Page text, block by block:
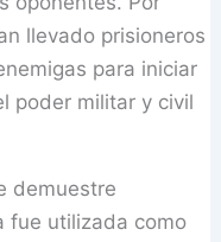
llevado prisioneros
para iniciar
poder militar y civil
demuestre
fue utilizada como